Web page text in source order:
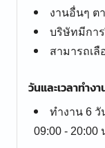
งานอื่นๆ ต
บริษัทมีกา
สามารถเ
วันและเวลาทำงา
ทำงาน 6 วั
09:00 - 20:00